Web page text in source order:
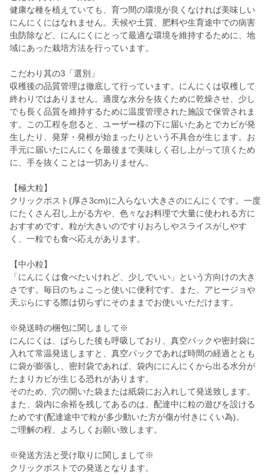
健康な種を植えていても、育つ間の環境が良くなければ美味しい
にんにくにはなれません。天候や土質、肥料や生育途中での病害
虫防除など、にんにくにとって最適な環境を維持するために、地
域にあった栽培方法を行っています。
こだわり其の3「選別」
収穫後の品質管理は徹底して行っています。にんにくは収穫して
終わりではありません。適度な水分を抜くために乾燥させ、少し
でも長く品質を維持するために温度管理された施設で保管されま
す。この工程を怠ると、ユーザー様の下に届いたあとでカビが発
生したり、発芽・発根が始まったりという不具合が生じます。お
手元に届いたにんにくを最後まで美味しく召し上がって頂くため
に、手を抜くことは一切ありません。
【極大粒】
クリックポスト(厚さ3cm)に入らない大きさのにんにくです。一度
にたくさん召し上がる方や、色々なお料理で大量に使われる方に
おすすめです。粒が大きいのですりおろしやスライスがしやす
く、一粒でも食べ応えがあります。
【中小粒】
「にんにくは食べたいけれど、少しでいい」という方向けの大き
さです。毎日のちょこっと使いに便利です。また、アヒージョや
天ぷらにする際は切らずにそのままでお使いいただけます。
※発送時の梱包に関しまして※
にんにくは、ばらした後も呼吸しており、真空パックや密封袋に
入れて常温発送しますと、真空パックであれば時間の経過ととも
に袋が膨張し、密封袋であれば、袋内ににんにくから出る水分が
たまりカビが生じる恐れがあります。
そのため、穴の開いた袋または紙袋にお入れして発送致します。
また、袋内に余裕を残してあるのは、配達中に粒の遊びを設ける
ためです(配達途中で粒が多少動いた方が傷が付きにくい為)。
ご理解の程、よろしくお願い致します。
※発送方法と受け取りに関しまして※
クリックポストでの発送となります。